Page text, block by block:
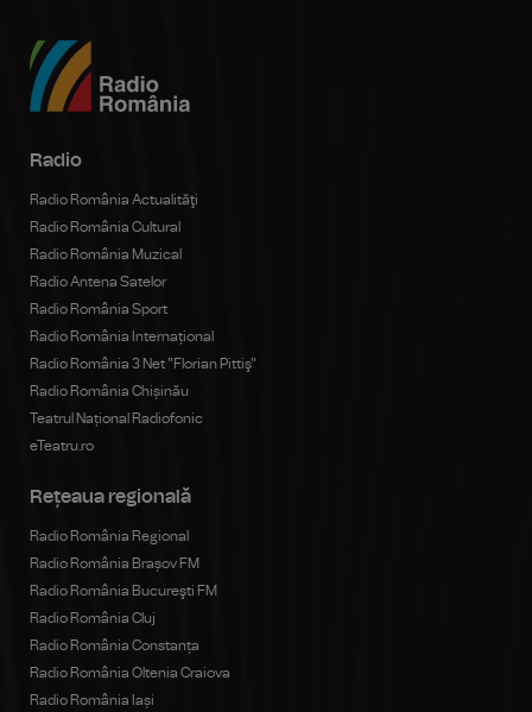
Radio
Radio România Actualităţi
Radio România Cultural
Radio România Muzical
Radio Antena Satelor
Radio România Sport
Radio România Internațional
Radio România 3 Net "Florian Pittiş"
Radio România Chișinău
Teatrul Național Radiofonic
eTeatru.ro
Rețeaua regională
Radio România Regional
Radio România Brașov FM
Radio România Bucureşti FM
Radio România Cluj
Radio România Constanța
Radio România Oltenia Craiova
Radio România Iași